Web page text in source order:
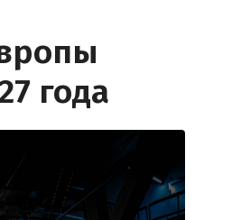
года